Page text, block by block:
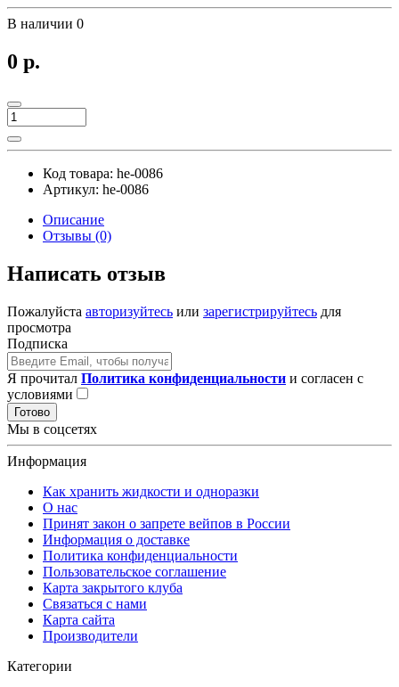
В наличии 0
0 р.
Код товара: he-0086
Артикул: he-0086
Описание
Отзывы (0)
Написать отзыв
Пожалуйста авторизуйтесь или зарегистрируйтесь для
просмотра
Подписка
Я прочитал Политика конфиденциальности и согласен с
условиями
Готово
Мы в соцсетях
Информация
Как хранить жидкости и одноразки
О нас
Принят закон о запрете вейпов в России
Информация о доставке
Политика конфиденциальности
Пользовательское соглашение
Карта закрытого клуба
Связаться с нами
Карта сайта
Производители
Категории